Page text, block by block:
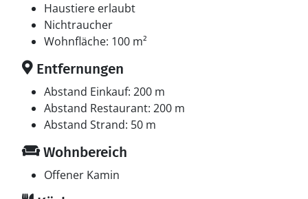
Haustiere erlaubt
Nichtraucher
Wohnfläche: 100 m²
Entfernungen
Abstand Einkauf: 200 m
Abstand Restaurant: 200 m
Abstand Strand: 50 m
Wohnbereich
Offener Kamin